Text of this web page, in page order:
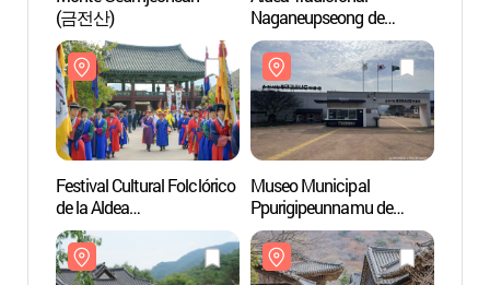
(금전산)
Naganeupseong de
Suncheon (순천
낙안읍성)
Festival Cultural Folclórico
de la Aldea
Naganeupseong en
Suncheon (순천 낙안읍성
민속문화축제)
Museo Municipal
Ppurigipeunnamu de
Suncheon (순천시립
뿌리깊은나무 박물관)